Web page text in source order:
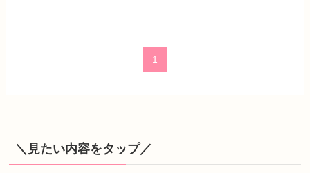
1
＼見たい内容をタップ／